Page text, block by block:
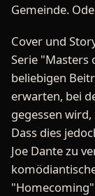
Gemeinde.
Cover und
Serie "Masters
beliebigen
erwarten, bei
gegessen
Dass dies
Joe Dante zu